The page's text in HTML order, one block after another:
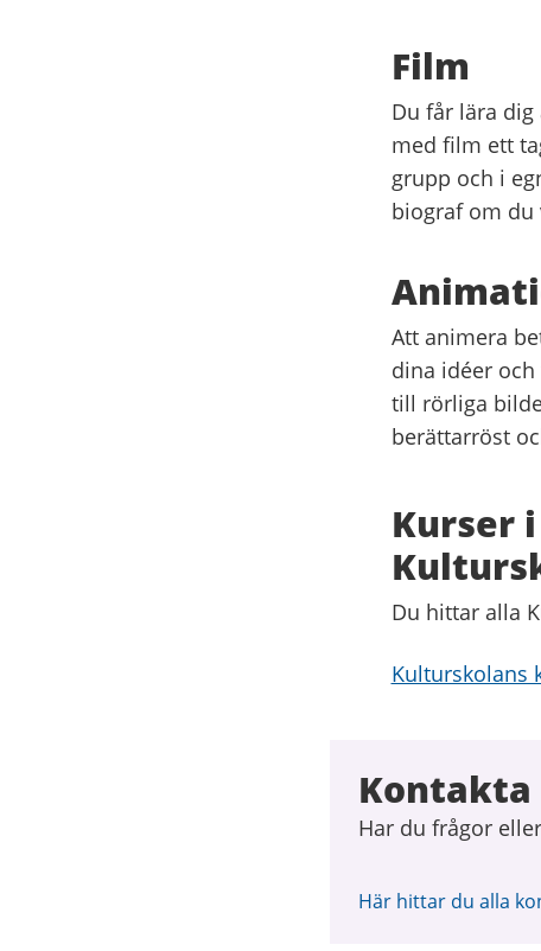
Film
Du får lära
med film ett
grupp och i
biograf om du
Att animera
dina idéer och
till rörliga
berättarröst
Kurser
Du hittar alla
Kulturskolans
Har du frågor
Här hittar du alla